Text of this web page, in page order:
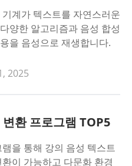
계가 텍스트를 자연스러운
양한 알고리즘과 음성 합성
을 음성으로 재생합니다.
2025
환 프로그램 TOP5
을 통해 강의 음성 텍스트
이 가능하고 다문화 환경